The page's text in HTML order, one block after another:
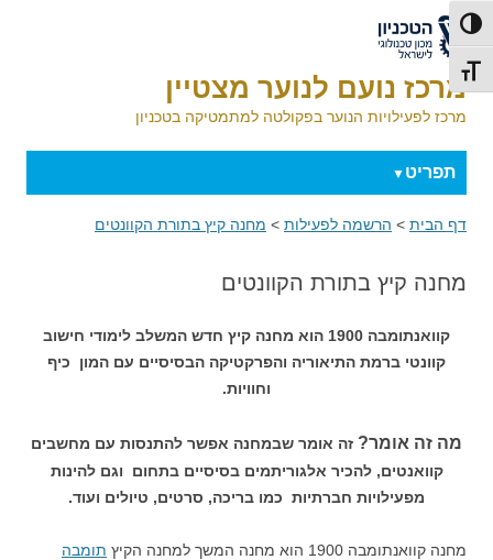
דלג לתוכן
דלג לניווט
הפעל/כבה ניגודיות גבוהה
מתג גודל גופן
לאתר הטכניון
מרכז נועם לנוער מצטיין
מרכז לפעילויות הנוער בפקולטה למתמטיקה בטכניון
תפריט
דף הבית > הרשמה לפעילות > מחנה קיץ בתורת הקוונטים
מחנה קיץ בתורת הקוונטים
קוואנתומבה 1900 הוא מחנה קיץ חדש המשלב
לימודי חישוב
קוונטי ברמת התיאוריה והפרקטיקה הבסיסיים עם המון כיף
וחוויות.
מה זה אומר? זה אומר שבמחנה אפשר להתנסות עם מחשבים
קוואנטים, להכיר אלגוריתמים בסיסיים בתחום וגם להינות
מפעילויות חברתיות כמו בריכה, סרטים, טיולים ועוד.
מחנה קוואנתומבה 1900 הוא מחנה המשך למחנה הקיץ
תומבה